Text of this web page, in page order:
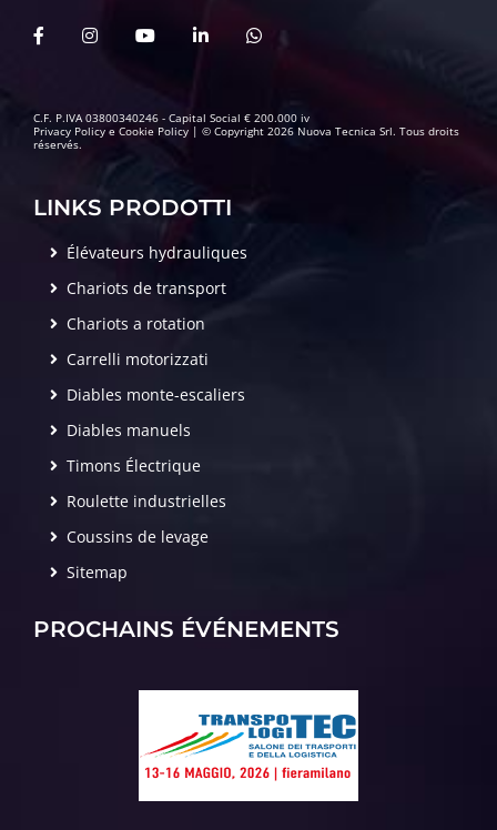
C.F. P.IVA 03800340246 - Capital Social € 200.000 iv
Privacy Policy e Cookie Policy | © Copyright 2026 Nuova Tecnica Srl. Tous droits
réservés.
LINKS PRODOTTI
Élévateurs hydrauliques
Chariots de transport
Chariots a rotation
Carrelli motorizzati
Diables monte-escaliers
Diables manuels
Timons Électrique
Roulette industrielles
Coussins de levage
Sitemap
PROCHAINS ÉVÉNEMENTS